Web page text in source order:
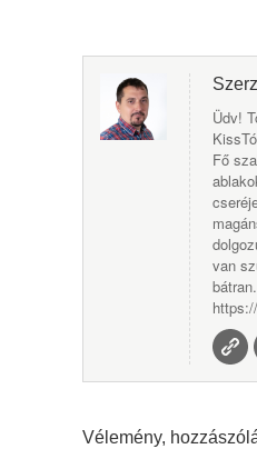
Üdv!
Fő
van
Vélemény,